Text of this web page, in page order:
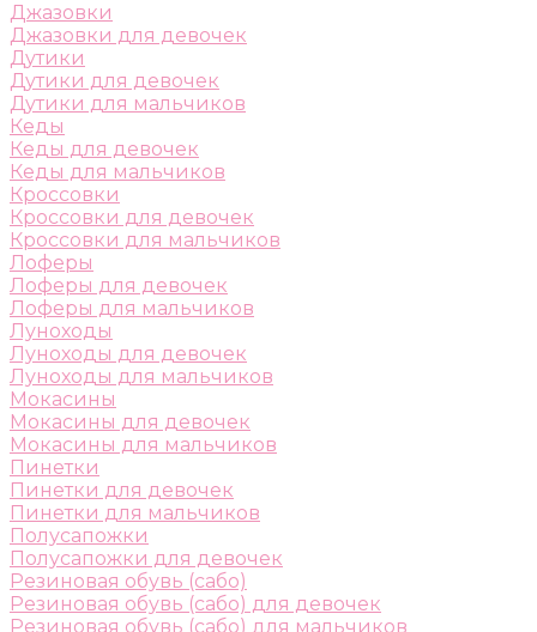
Джазовки
Джазовки для девочек
Дутики
Дутики для девочек
Дутики для мальчиков
Кеды
Кеды для девочек
Кеды для мальчиков
Кроссовки
Кроссовки для девочек
Кроссовки для мальчиков
Лоферы
Лоферы для девочек
Лоферы для мальчиков
Луноходы
Луноходы для девочек
Луноходы для мальчиков
Мокасины
Мокасины для девочек
Мокасины для мальчиков
Пинетки
Пинетки для девочек
Пинетки для мальчиков
Полусапожки
Полусапожки для девочек
Резиновая обувь (сабо)
Резиновая обувь (сабо) для девочек
Резиновая обувь (сабо) для мальчиков